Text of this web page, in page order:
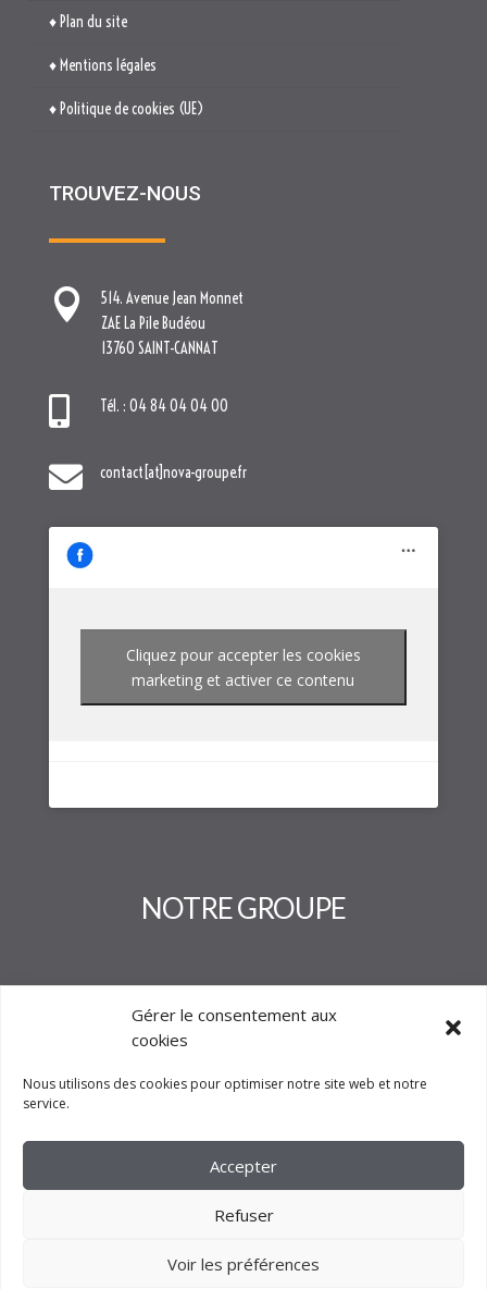
Gérer le consentement aux
cookies
Nous utilisons des cookies pour optimiser notre site web et notre
service.
Accepter
Refuser
Voir les préférences
♦ Plan du site
♦ Mentions légales
♦ Politique de cookies (UE)
TROUVEZ-NOUS

514. Avenue Jean Monnet
ZAE La Pile Budéou
13760 SAINT-CANNAT
 Tél. : 04 84 04 04 00
 contact[at]nova-groupe.fr
Cliquez pour accepter les cookies
marketing et activer ce contenu
NOTRE GROUPE